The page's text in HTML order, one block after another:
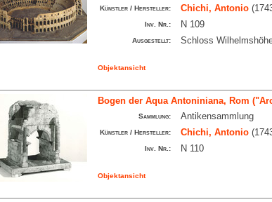
Künstler / Hersteller: Chichi, Antonio
Inv. Nr.: N 109
Ausgestellt: Schloss
Objektansicht
Bogen der Aqua Antoniniana, Rom
Sammlung: Antikensammlung
Künstler / Hersteller: Chichi, Antonio
Inv. Nr.: N 110
Objektansicht